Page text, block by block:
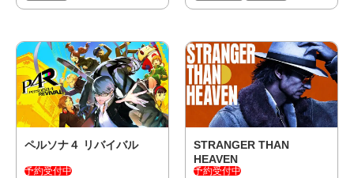
ペルソナ４ リバイバル
予約受付中
STRANGER THAN
HEAVEN
予約受付中